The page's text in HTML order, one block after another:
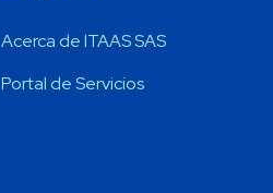
Acerca de ITAAS SAS
Portal de Servicios